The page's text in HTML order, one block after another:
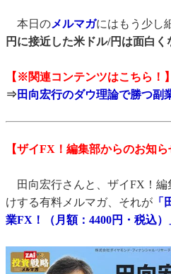
本日のメルマガにはもう少し
円に接近した米ドル/円は面白く
【※関連コンテンツはこちら！】
⇒ 田向宏行のダウ理論で勝つ副
【ザイFX！編集部からのお知ら
田向宏行さんと、ザイFX！編
けする有料メルマガ、それが
業FX！（月額：4400円・税込）